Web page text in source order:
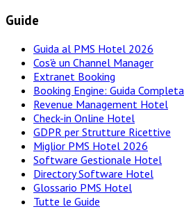
Guide
Guida al PMS Hotel 2026
Cos'è un Channel Manager
Extranet Booking
Booking Engine: Guida Completa
Revenue Management Hotel
Check-in Online Hotel
GDPR per Strutture Ricettive
Miglior PMS Hotel 2026
Software Gestionale Hotel
Directory Software Hotel
Glossario PMS Hotel
Tutte le Guide